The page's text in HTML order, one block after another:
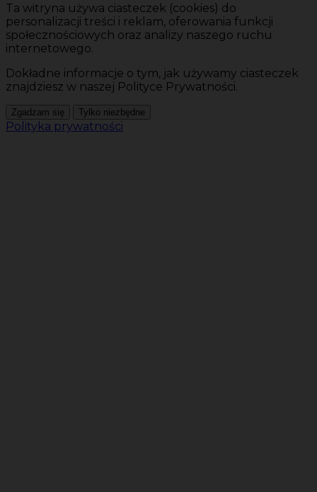
Ta witryna używa ciasteczek (cookies) do
personalizacji treści i reklam, oferowania funkcji
społecznościowych oraz analizy naszego ruchu
internetowego.
Dokładne informacje o tym, jak używamy ciasteczek
znajdziesz w naszej Polityce Prywatności.
Zgadzam się Tylko niezbędne
Polityka prywatności